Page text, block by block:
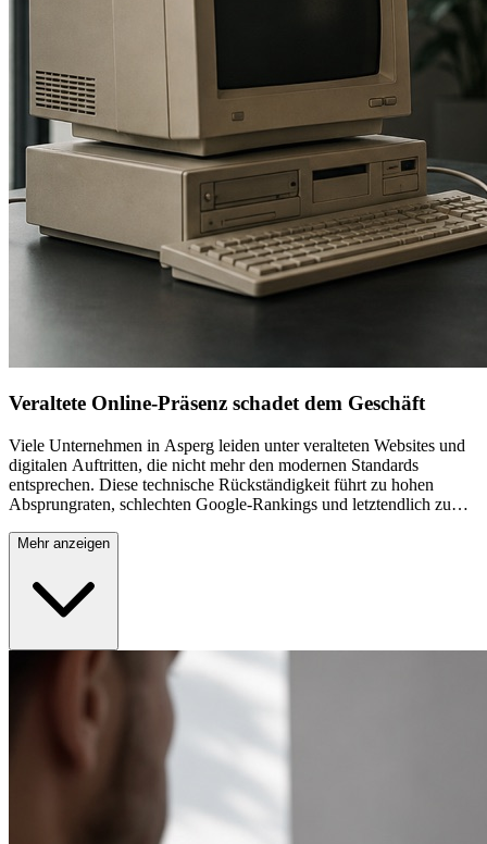
Veraltete Online-Präsenz schadet dem Geschäft
Viele Unternehmen in Asperg leiden unter veralteten Websites und
digitalen Auftritten, die nicht mehr den modernen Standards
entsprechen. Diese technische Rückständigkeit führt zu hohen
Absprungraten, schlechten Google-Rankings und letztendlich zu
mobile-optimierte Online-Erfahrungen. Eine veraltete Website
potenzieller Kunden erheblich. Zudem werden wichtige Funktionen
wie Online-Buchungen, E-Commerce oder Kontaktformulare nicht
optimal genutzt, wodurch wertvolle Leads verloren gehen.
Mehr anzeigen